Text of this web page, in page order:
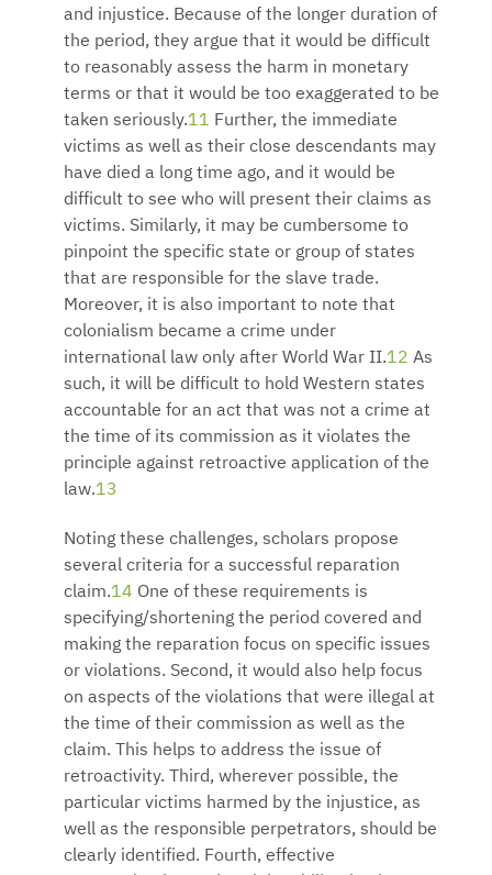
and injustice. Because of the longer duration of
the period, they argue that it would be difficult
to reasonably assess the harm in monetary
terms or that it would be too exaggerated to be
taken seriously.11 Further, the immediate
victims as well as their close descendants may
have died a long time ago, and it would be
difficult to see who will present their claims as
victims. Similarly, it may be cumbersome to
pinpoint the specific state or group of states
that are responsible for the slave trade.
Moreover, it is also important to note that
colonialism became a crime under
international law only after World War II.12 As
such, it will be difficult to hold Western states
accountable for an act that was not a crime at
the time of its commission as it violates the
principle against retroactive application of the
law.13
Noting these challenges, scholars propose
several criteria for a successful reparation
claim.14 One of these requirements is
specifying/shortening the period covered and
making the reparation focus on specific issues
or violations. Second, it would also help focus
on aspects of the violations that were illegal at
the time of their commission as well as the
claim. This helps to address the issue of
retroactivity. Third, wherever possible, the
particular victims harmed by the injustice, as
well as the responsible perpetrators, should be
clearly identified. Fourth, effective